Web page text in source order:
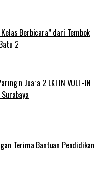
Berbicara” dari Tembok
2
Juara 2 LKTIN VOLT-IN
Terima Bantuan Pendidikan